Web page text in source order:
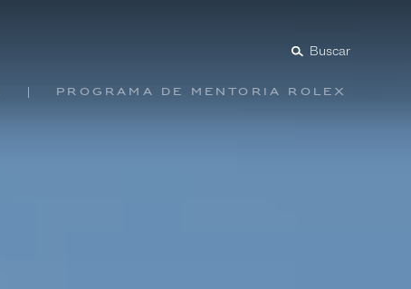
Buscar
Programa de mentoría Rolex